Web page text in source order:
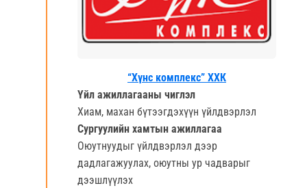
“Хүнс комплекс” ХХК
Үйл ажиллагааны чиглэл
Хиам, махан бүтээгдэхүүн үйлдвэрлэл
Сургуулийн хамтын ажиллагаа
Оюутнуудыг үйлдвэрлэл дээр
дадлагажуулах, оюутны ур чадварыг
дээшлүүлэх